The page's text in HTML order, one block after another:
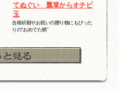
てぬぐい 瓢箪からオチビ
玉
合格祈願やお祝いの贈り物にもぴった
りの“おめでた柄”